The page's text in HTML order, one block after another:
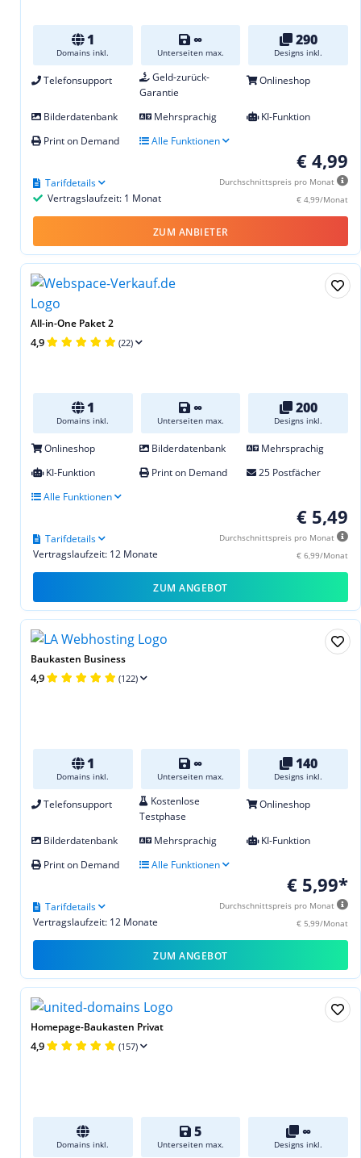
1
Domains inkl.
∞
Unterseiten max.
290
Designs inkl.
Telefonsupport
Geld-zurück-
Garantie
Onlineshop
Bilderdatenbank Mehrsprachig
KI-Funktion
Print on Demand
Alle Funktionen
€ 4,99
Durchschnittspreis pro Monat
€ 4,99/Monat
Vertragslaufzeit: 1 Monat
Tarifdetails
ZUM ANBIETER
All-in-One Paket 2
4,9 (22)
1
Domains inkl.
∞
Unterseiten max.
200
Designs inkl.
Onlineshop Bilderdatenbank
Mehrsprachig
KI-Funktion
Print on Demand
25 Postfächer
Alle Funktionen
€ 5,49
Durchschnittspreis pro Monat
€ 6,99/Monat
Vertragslaufzeit: 12 Monate
Tarifdetails
ZUM ANGEBOT
Baukasten Business
4,9 (122)
1
Domains inkl.
∞
Unterseiten max.
140
Designs inkl.
Telefonsupport
Kostenlose
Testphase
Onlineshop
Bilderdatenbank Mehrsprachig
KI-Funktion
Print on Demand
Alle Funktionen
€ 5,99*
Durchschnittspreis pro Monat
€ 5,99/Monat
Vertragslaufzeit: 12 Monate
Tarifdetails
ZUM ANGEBOT
Homepage-Baukasten Privat
4,9 (157)
Domains inkl.
5
Unterseiten max.
∞
Designs inkl.